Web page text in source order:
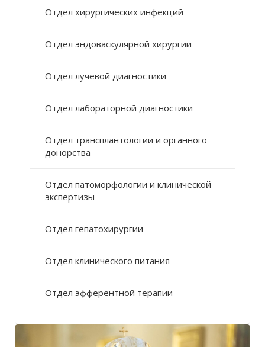
Отдел хирургических инфекций
Отдел эндоваскулярной хирургии
Отдел лучевой диагностики
Отдел лабораторной диагностики
Отдел трансплантологии и органного
донорства
Отдел патоморфологии и клинической
экспертизы
Отдел гепатохирургии
Отдел клинического питания
Отдел эфферентной терапии